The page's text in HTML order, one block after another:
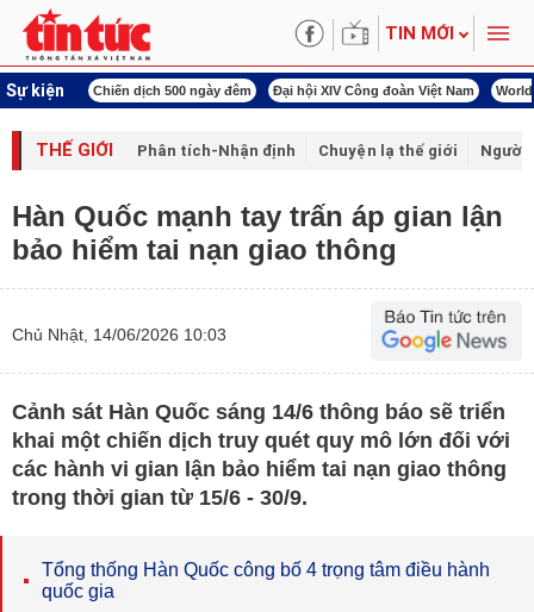
TIN MỚI
Sự kiện
mạng Chiến dịch 500 ngày đêm Đại hội XIV Công đoàn Việt Nam
THẾ GIỚI Phân tích-Nhận định Chuyện lạ thế giới Người
Hàn Quốc mạnh tay trấn áp gian lận
bảo hiểm tai nạn giao thông
Chủ Nhật, 14/06/2026 10:03
Cảnh sát Hàn Quốc sáng 14/6 thông báo sẽ triển
khai một chiến dịch truy quét quy mô lớn đối với
các hành vi gian lận bảo hiểm tai nạn giao thông
trong thời gian từ 15/6 - 30/9.
Tổng thống Hàn Quốc công bố 4 trọng tâm điều hành
quốc gia